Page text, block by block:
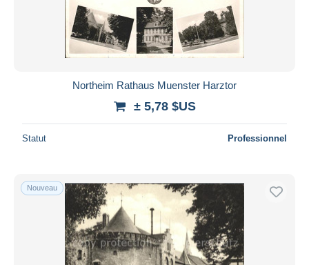
Northeim Rathaus Muenster Harztor
± 5,78 $US
Statut Professionnel
Nouveau